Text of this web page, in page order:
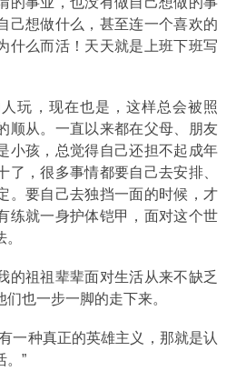
己想做什么，甚至连一个喜欢的
什么而活！天天就是上班下班写
玩，现在也是，这样总会被照
顺从。一直以来都在父母、朋友
小孩，总觉得自己还担不起成年
了，很多事情都要自己去安排、
。要自己去独挡一面的时候，才
练就一身护体铠甲，面对这个世
的祖祖辈辈面对生活从来不缺乏
也一步一脚的走下来。
一种真正的英雄主义，那就是认
。”